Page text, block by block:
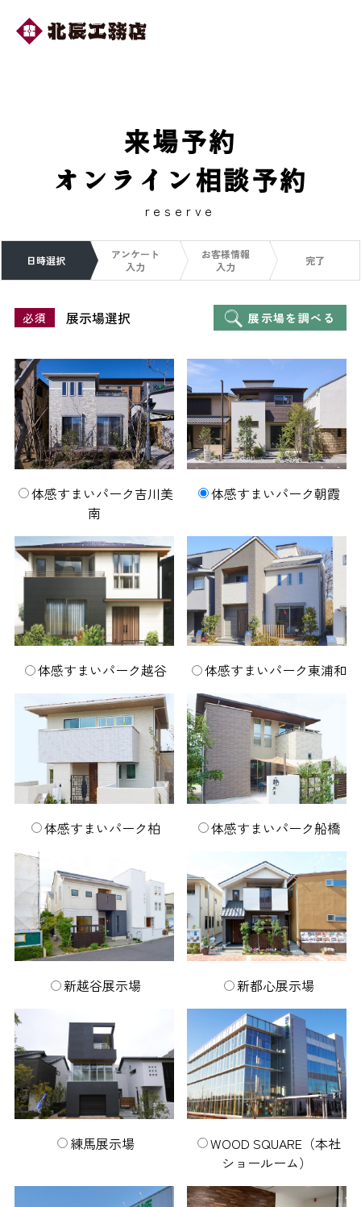
来場予約
オンライン相談予約
reserve
日時選択
アンケート
入力
お客様情報
入力
完了
展示場選択
必須 展示場を調べる
体感すまいパーク吉川美
南
体感すまいパーク朝霞
体感すまいパーク越谷 体感すまいパーク東浦和
体感すまいパーク柏 体感すまいパーク船橋
新越谷展示場 新都心展示場
練馬展示場 WOOD SQUARE（本社
ショールーム）